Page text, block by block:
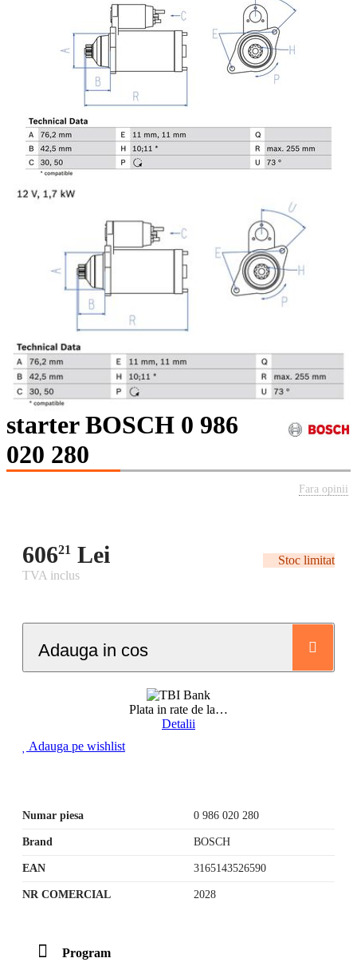
starter BOSCH 0 986
020 280
Fara opinii
60621 Lei
Stoc limitat
TVA inclus
Adauga in cos
Plata in rate de la…
Detalii
Adauga pe wishlist
Numar piesa 0 986 020 280
Brand BOSCH
EAN 3165143526590
NR COMERCIAL 2028
Program